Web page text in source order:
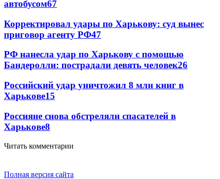
автобусом67
Корректировал удары по Харькову: суд вынес
приговор агенту РФ47
РФ нанесла удар по Харькову с помощью
Бандеролли: пострадали девять человек26
Российский удар уничтожил 8 млн книг в
Харькове15
Россияне снова обстреляли спасателей в
Харькове8
Читать комментарии
Полная версия сайта